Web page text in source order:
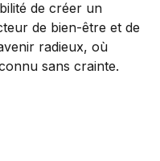
de créer un
de bien-être et de
radieux, où
sans crainte.